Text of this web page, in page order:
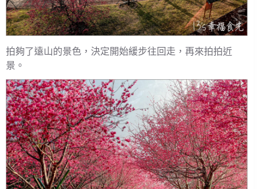
拍夠了遠山的景色，決定開始緩步往回走，再來拍拍近
景。